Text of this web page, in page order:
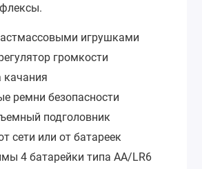
игрушками
громкости
ремни безопасности
подголовник
сети или от батареек
4 батарейки типа АА/LR6